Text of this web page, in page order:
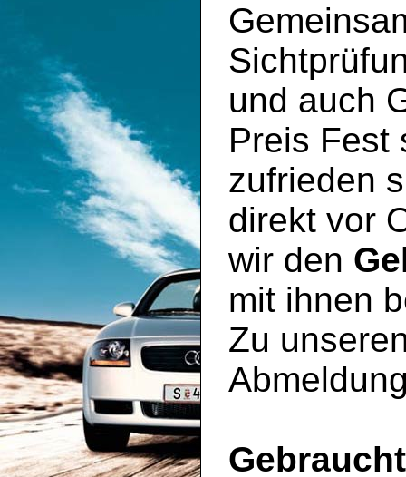
und auch
Preis Fest
zufrieden
direkt vor
wir den
mit ihnen
Zu